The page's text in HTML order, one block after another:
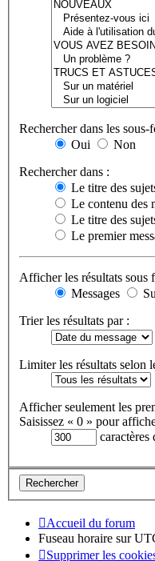
Rechercher dans les sous-
Oui
Non
Rechercher dans :
Le titre des
Le contenu des
Le titre des
Le premier
Afficher les résultats sous
Messages
Trier les résultats par :
Limiter les résultats selon
Afficher seulement les
Saisissez « 0 » pour
caractères
Accueil du forum
Fuseau horaire sur
Supprimer les